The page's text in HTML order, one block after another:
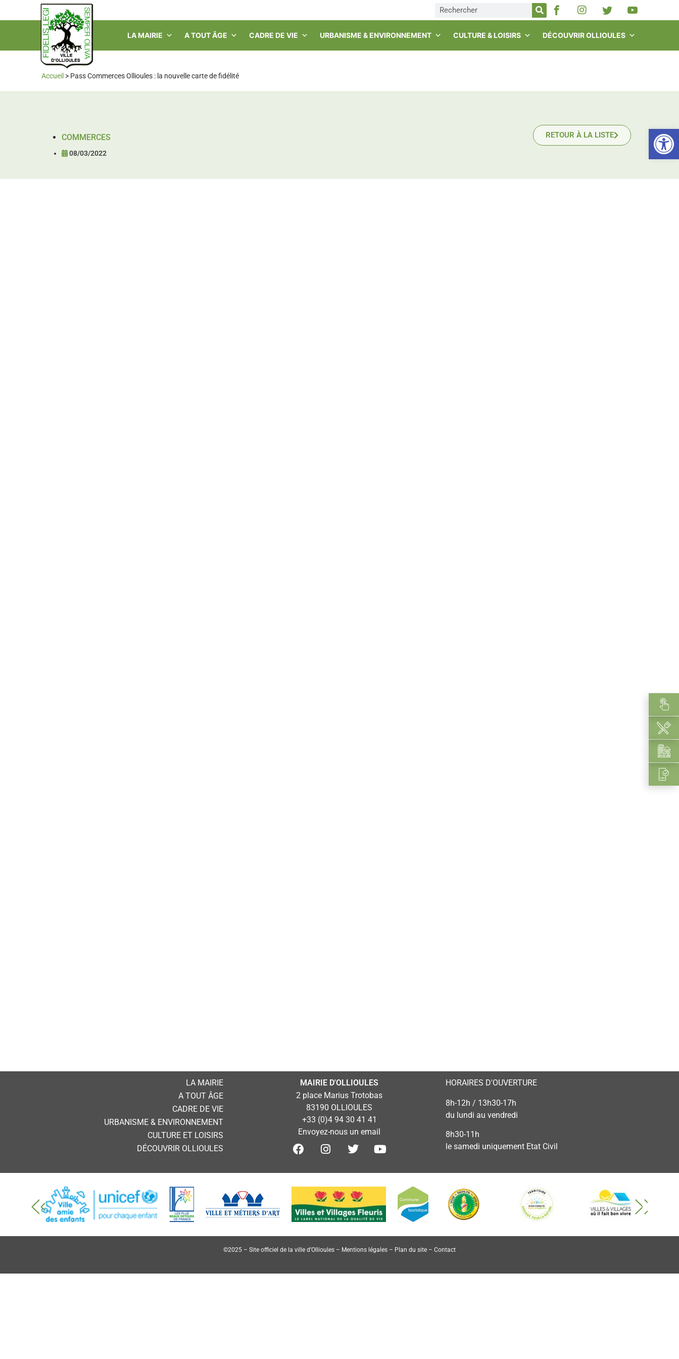
LA MAIRIE A TOUT ÂGE CADRE DE VIE URBANISME & ENVIRONNEMENT CULTURE & LOISIRS DÉCOUVRIR OLLIOULES
Accueil > Pass Commerces Ollioules : la nouvelle carte de fidélité
COMMERCES
08/03/2022
RETOUR À LA LISTE
LA MAIRIE
A TOUT ÂGE
CADRE DE VIE
URBANISME & ENVIRONNEMENT
CULTURE ET LOISIRS
DÉCOUVRIR OLLIOULES
MAIRIE D'OLLIOULES
2 place Marius Trotobas
83190 OLLIOULES
+33 (0)4 94 30 41 41
Envoyez-nous un email
HORAIRES D'OUVERTURE
8h-12h / 13h30-17h
du lundi au vendredi
8h30-11h
le samedi uniquement Etat Civil
©2025 – Site officiel de la ville d’Ollioules – Mentions légales – Plan du site – Contact